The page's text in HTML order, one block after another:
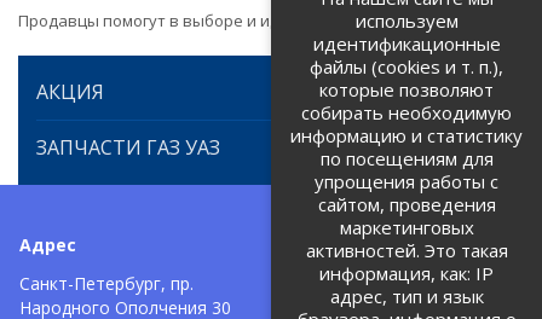
Продавцы помогут в выборе и идентификации товара.
АКЦИЯ
ЗАПЧАСТИ ГАЗ УАЗ
Адрес
Санкт-Петербург, пр.
Народного Ополчения 30
Телефоны:
+7 (812) 971-42-42
используем
идентификационные
файлы (cookies и т. п.),
которые позволяют
собирать необходимую
информацию и статистику
по посещениям для
упрощения работы с
сайтом, проведения
маркетинговых
активностей. Это такая
информация, как: IP
адрес, тип и язык